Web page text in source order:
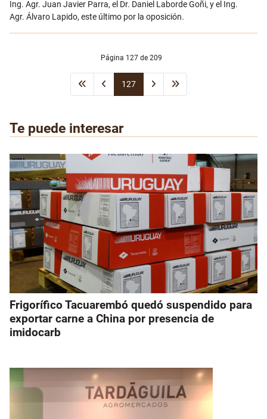
Ing. Agr. Juan Javier Parra, el Dr. Daniel Laborde Goñi, y el Ing.
Agr. Álvaro Lapido, este último por la oposición.
Página 127 de 209
127
Te puede interesar
Frigorífico Tacuarembó quedó suspendido para
exportar carne a China por presencia de
imidocarb